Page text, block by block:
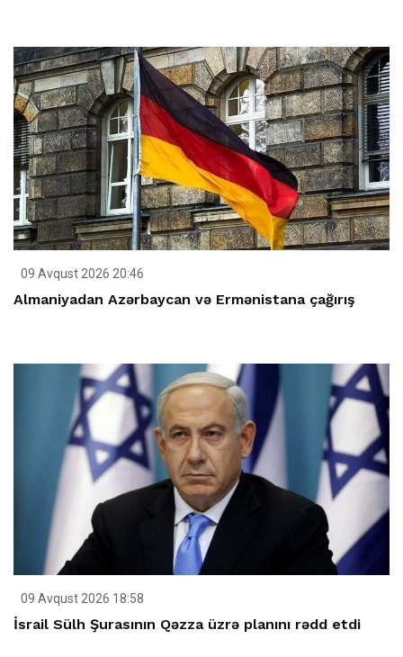
09 Avqust 2026 20:46
Almaniyadan Azərbaycan və Ermənistana çağırış
09 Avqust 2026 18:58
İsrail Sülh Şurasının Qəzza üzrə planını rədd etdi